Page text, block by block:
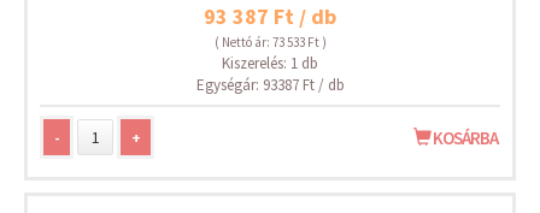
93 387 Ft / db
( Nettó ár: 73 533 Ft )
Kiszerelés: 1 db
Egységár: 93387 Ft / db
- + KOSÁRBA